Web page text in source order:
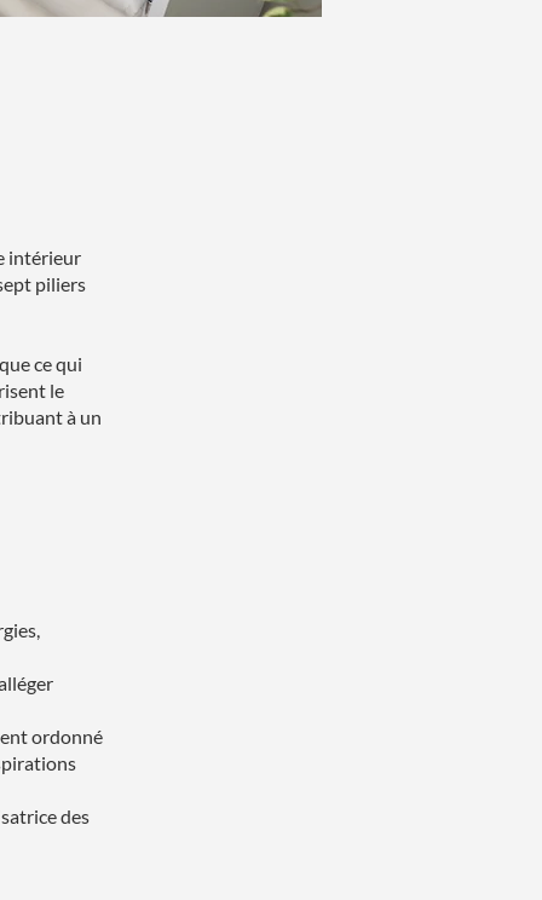
intérieur
piliers
ce qui
le
à un
ordonné
des